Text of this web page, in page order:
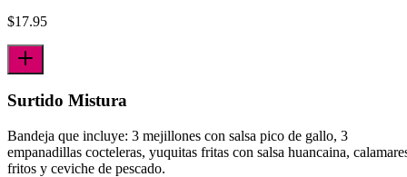
$17.95
Surtido Mistura
Bandeja que incluye: 3 mejillones con salsa pico de gallo, 3
empanadillas cocteleras, yuquitas fritas con salsa huancai­na,
fritos y ceviche de pescado.